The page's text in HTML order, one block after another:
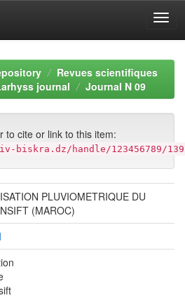
Revues scientifiques
journal Journal N 09
to cite or link to this item:
biskra.dz/handle/123456789/139
PLUVIOMETRIQUE DU
(MAROC)